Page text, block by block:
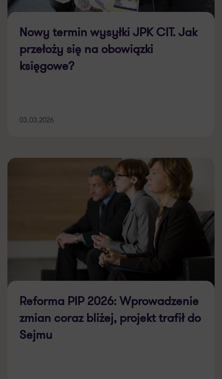
Nowy termin wysyłki JPK CIT. Jak
przełoży się na obowiązki
księgowe?
03.03.2026
Reforma PIP 2026: Wprowadzenie
zmian coraz bliżej, projekt trafił do
Sejmu